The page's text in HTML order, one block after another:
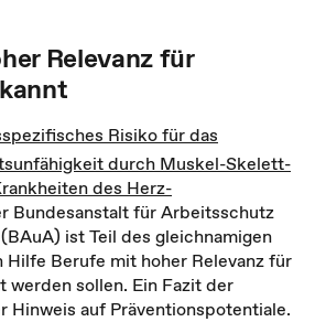
Relevanz für
Risiko für das
durch Muskel-Skelett-
des Herz-
Bundesanstalt für Arbeitsschutz
ist Teil des gleichnamigen
Hilfe Berufe mit hoher Relevanz für
werden sollen. Ein Fazit der
Hinweis auf Präventionspotentiale.